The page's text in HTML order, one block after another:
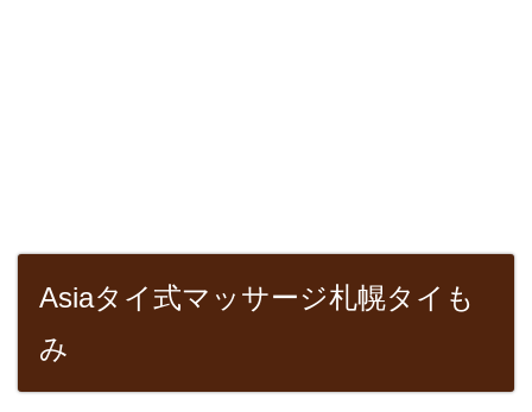
Asiaタイ式マッサージ札幌タイも
み